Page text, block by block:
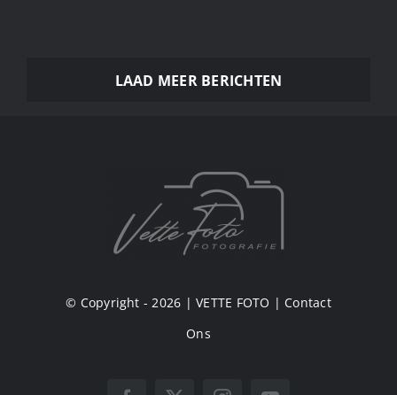
LAAD MEER BERICHTEN
© Copyright - 2026 |VETTE FOTO | Contact
Ons